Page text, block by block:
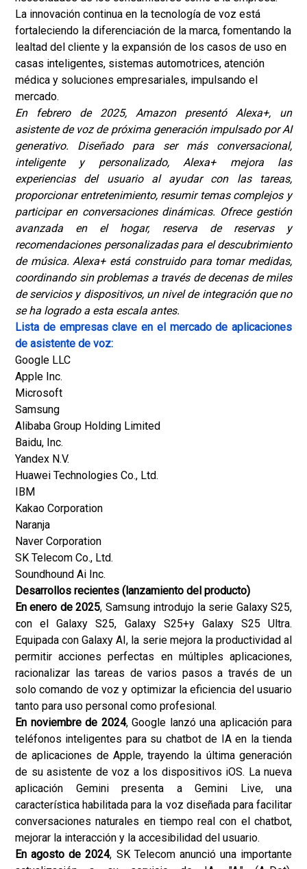
La innovación continua en la tecnología de voz está
fortaleciendo la diferenciación de la marca, fomentando la
lealtad del cliente y la expansión de los casos de uso en
casas inteligentes, sistemas automotrices, atención
médica y soluciones empresariales, impulsando el
mercado.
En febrero de 2025, Amazon presentó Alexa+, un
asistente de voz de próxima generación impulsado por AI
generativo. Diseñado para ser más conversacional,
inteligente y personalizado, Alexa+ mejora las
experiencias del usuario al ayudar con las tareas,
proporcionar entretenimiento, resumir temas complejos y
participar en conversaciones dinámicas. Ofrece gestión
avanzada en el hogar, reserva de reservas y
recomendaciones personalizadas para el descubrimiento
de música. Alexa+ está construido para tomar medidas,
coordinando sin problemas a través de decenas de miles
de servicios y dispositivos, un nivel de integración que no
se ha logrado a esta escala antes.
Lista de empresas clave en el mercado de aplicaciones
de asistente de voz:
Google LLC
Apple Inc.
Microsoft
Samsung
Alibaba Group Holding Limited
Baidu, Inc.
Yandex N.V.
Huawei Technologies Co., Ltd.
IBM
Kakao Corporation
Naranja
Naver Corporation
SK Telecom Co., Ltd.
Soundhound Ai Inc.
Desarrollos recientes (lanzamiento del producto)
En enero de 2025, Samsung introdujo la serie Galaxy S25,
con el Galaxy S25, Galaxy S25+y Galaxy S25 Ultra.
Equipada con Galaxy AI, la serie mejora la productividad al
permitir acciones perfectas en múltiples aplicaciones,
racionalizar las tareas de varios pasos a través de un
solo comando de voz y optimizar la eficiencia del usuario
tanto para uso personal como profesional.
En noviembre de 2024, Google lanzó una aplicación para
teléfonos inteligentes para su chatbot de IA en la tienda
de aplicaciones de Apple, trayendo la última generación
de su asistente de voz a los dispositivos iOS. La nueva
aplicación Gemini presenta a Gemini Live, una
característica habilitada para la voz diseñada para facilitar
conversaciones naturales en tiempo real con el chatbot,
mejorar la interacción y la accesibilidad del usuario.
En agosto de 2024, SK Telecom anunció una importante